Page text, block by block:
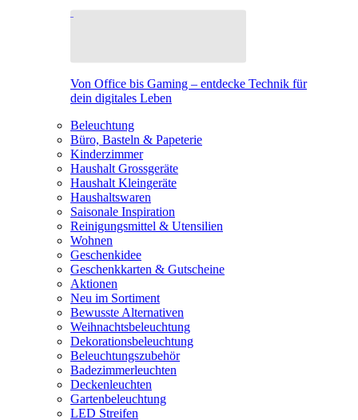
Von Office bis Gaming – entdecke Technik für
dein digitales Leben
Beleuchtung
Büro, Basteln & Papeterie
Kinderzimmer
Haushalt Grossgeräte
Haushalt Kleingeräte
Haushaltswaren
Saisonale Inspiration
Reinigungsmittel & Utensilien
Wohnen
Geschenkidee
Geschenkkarten & Gutscheine
Aktionen
Neu im Sortiment
Bewusste Alternativen
Weihnachtsbeleuchtung
Dekorationsbeleuchtung
Beleuchtungszubehör
Badezimmerleuchten
Deckenleuchten
Gartenbeleuchtung
LED Streifen